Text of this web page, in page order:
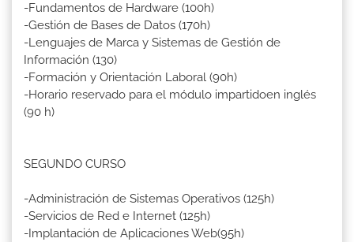
-Fundamentos de Hardware (100h)
-Gestión de Bases de Datos (170h)
-Lenguajes de Marca y Sistemas de Gestión de
Información (130)
-Formación y Orientación Laboral (90h)
-Horario reservado para el módulo impartidoen inglés
(90 h)
SEGUNDO CURSO
-Administración de Sistemas Operativos (125h)
-Servicios de Red e Internet (125h)
-Implantación de Aplicaciones Web(95h)